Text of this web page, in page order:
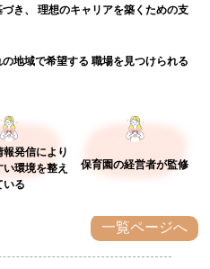
き、
理想のキャリアを築くための支
地域で希望する 職場を見つけられる
発信により
環境を整え
いる
保育園の経営者が監修
一覧ページへ